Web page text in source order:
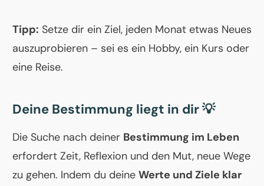
Tipp: Setze dir ein Ziel, jeden Monat etwas Neues
auszuprobieren – sei es ein Hobby, ein Kurs oder
eine Reise.
Deine Bestimmung liegt in dir 💡
Die Suche nach deiner Bestimmung im Leben
erfordert Zeit, Reflexion und den Mut, neue Wege
zu gehen. Indem du deine Werte und Ziele klar